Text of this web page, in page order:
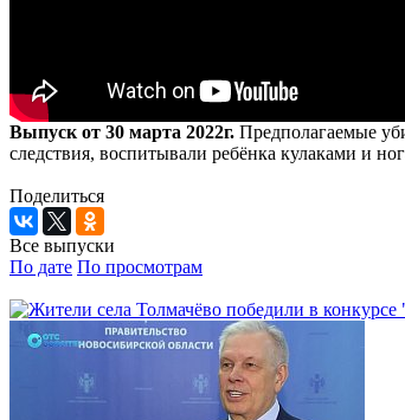
Выпуск от 30 марта 2022г. Предполагаемые
следствия, воспитывали ребёнка кулаками и
Поделиться
Все выпуски
По дате По просмотрам